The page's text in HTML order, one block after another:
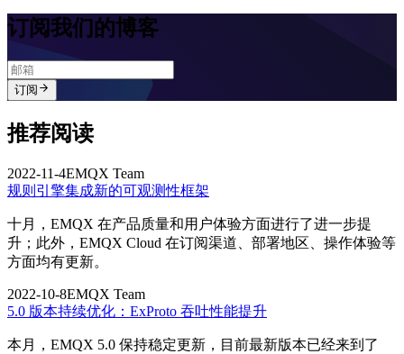
订阅我们的博客
订阅
推荐阅读
2022-11-4EMQX Team
规则引擎集成新的可观测性框架
十月，EMQX 在产品质量和用户体验方面进行了进一步提
升；此外，EMQX Cloud 在订阅渠道、部署地区、操作体验等
方面均有更新。
2022-10-8EMQX Team
5.0 版本持续优化：ExProto 吞吐性能提升
本月，EMQX 5.0 保持稳定更新，目前最新版本已经来到了